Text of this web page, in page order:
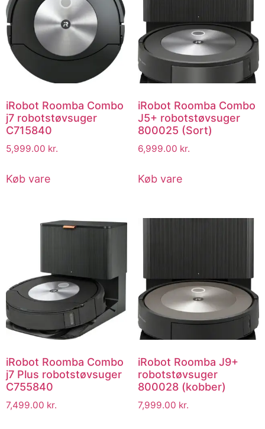
iRobot Roomba Combo
j7 robotstøvsuger
C715840
5,999.00 kr.
Køb vare
iRobot Roomba Combo
J5+ robotstøvsuger
800025 (Sort)
6,999.00 kr.
Køb vare
iRobot Roomba Combo
j7 Plus robotstøvsuger
C755840
7,499.00 kr.
iRobot Roomba J9+
robotstøvsuger
800028 (kobber)
7,999.00 kr.